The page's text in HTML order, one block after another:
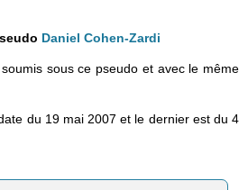
Daniel Cohen-Zardi
sous ce pseudo et avec le même
du 19 mai 2007 et le dernier est du 4